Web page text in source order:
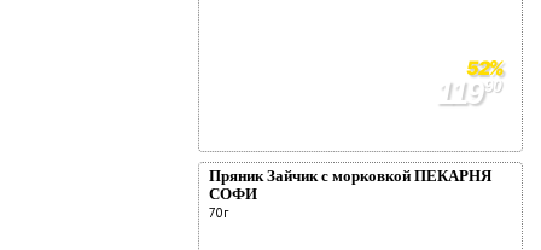
52%
11990
Пряник Зайчик с морковкой ПЕКАРНЯ
СОФИ
70г